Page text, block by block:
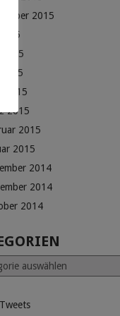
2015
2015
2015
2015
2015
2015
2015
2014
2014
2014